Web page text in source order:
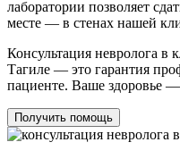
лаборатории позволяет
месте — в стенах нашей
Консультация невролога
Тагиле — это гарантия
пациенте. Ваше здоровье —
Получить помощь